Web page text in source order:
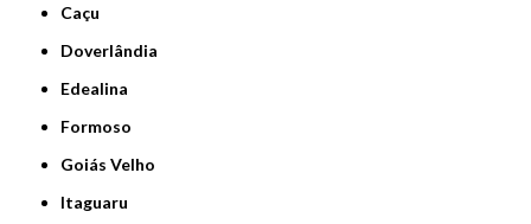
Caçu
Doverlândia
Edealina
Formoso
Goiás Velho
Itaguaru